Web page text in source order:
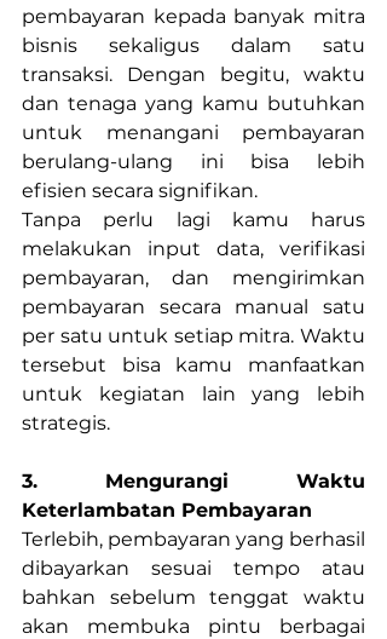
pembayaran kepada banyak mitra
bisnis sekaligus dalam satu
transaksi. Dengan begitu, waktu
dan tenaga yang kamu butuhkan
untuk menangani pembayaran
berulang-ulang ini bisa lebih
efisien secara signifikan.
Tanpa perlu lagi kamu harus
melakukan input data, verifikasi
pembayaran, dan mengirimkan
pembayaran secara manual satu
per satu untuk setiap mitra. Waktu
tersebut bisa kamu manfaatkan
untuk kegiatan lain yang lebih
strategis.
3. Mengurangi Waktu
Keterlambatan Pembayaran
Terlebih, pembayaran yang berhasil
dibayarkan sesuai tempo atau
bahkan sebelum tenggat waktu
akan membuka pintu berbagai